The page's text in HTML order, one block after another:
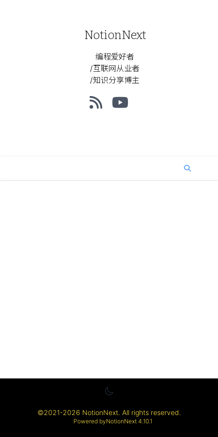
NotionNext
编程爱好者
/互联网从业者
/知识分享博主
©2021-2026 NotionNext. All rights reserved.
Powered byNotionNext 4.10.1